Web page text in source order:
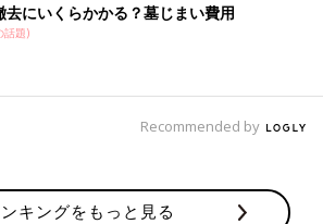
グが欲しくて迷わずゲットしたんだとか。
にいっぱい使いたいとのこと♪ こちらは値
去にいくらかかる？墓じまい費用
話題)
Recommended by
キングをもっと見る